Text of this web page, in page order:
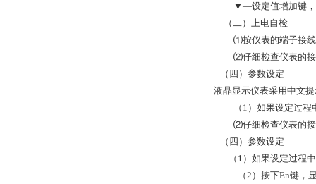
▼—设定值增加键，
（二）上电自检
⑴按仪表的端子接
⑵仔细检查仪表的
（四）参数设定
液晶显示仪表采用中文
（1）如果设定过
⑵仔细检查仪表的
（四）参数设定
（1）如果设定过程
（2）按下En键